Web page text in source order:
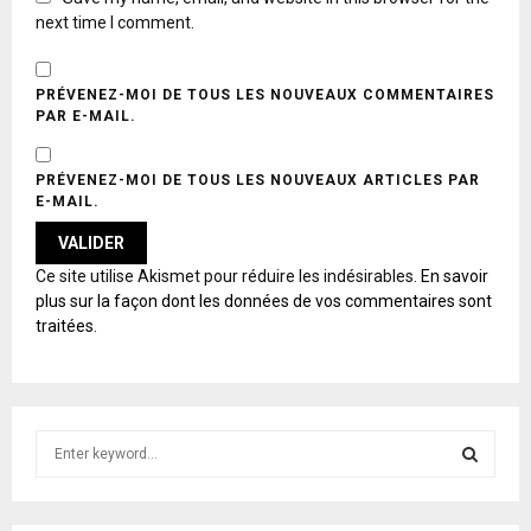
next time I comment.
PRÉVENEZ-MOI DE TOUS LES NOUVEAUX COMMENTAIRES
PAR E-MAIL.
PRÉVENEZ-MOI DE TOUS LES NOUVEAUX ARTICLES PAR
E-MAIL.
A
L
T
Ce site utilise Akismet pour réduire les indésirables. En savoir
plus sur la façon dont les données de vos commentaires sont
traitées